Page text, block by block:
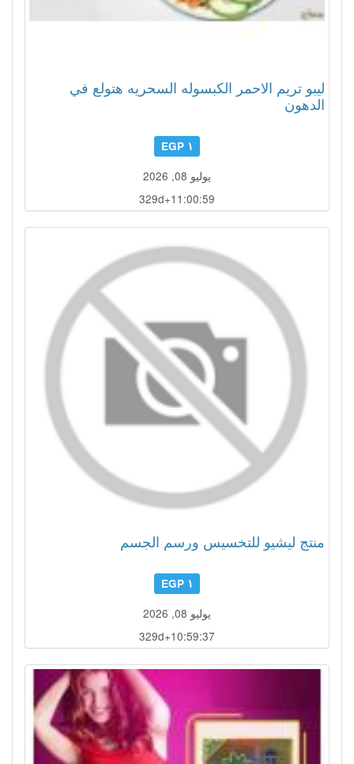
ليبو تريم الاحمر الكبسوله السحريه هتولع في
الدهون
١ EGP
يوليو 08, 2026
329d+11:00:56
منتج ليشيو للتخسيس ورسم الجسم
١ EGP
يوليو 08, 2026
329d+10:59:34